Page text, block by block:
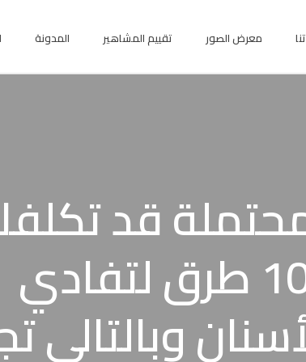
معرض الصور تقييم المشاهير المدونة
محتملة قد
أسنانك و10 طرق لتفادي
وبالتالي